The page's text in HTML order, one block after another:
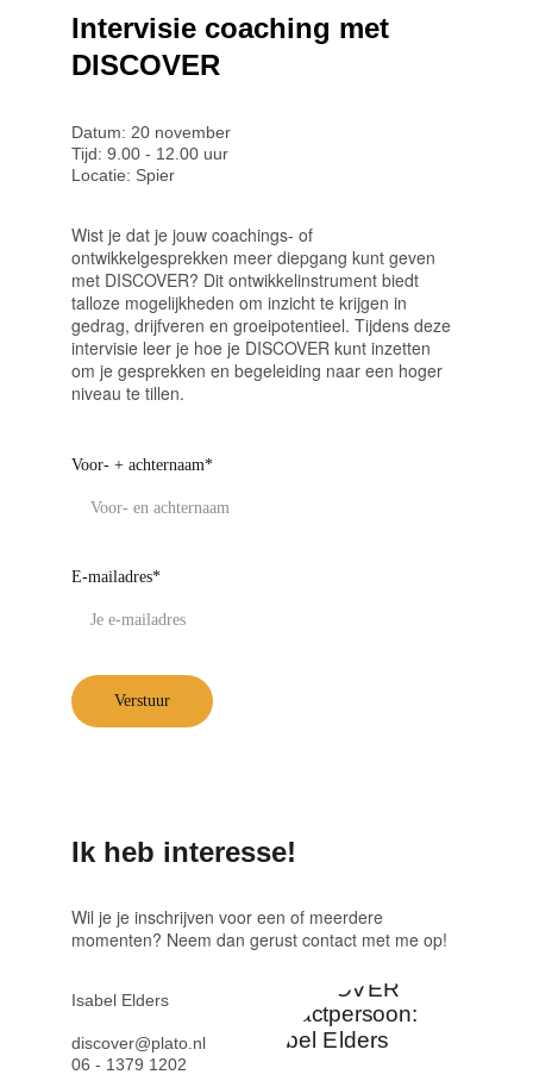
Intervisie coaching met
DISCOVER
Datum: 20 november
Tijd: 9.00 - 12.00 uur
Locatie: Spier
Wist je dat je jouw coachings- of
ontwikkelgesprekken meer diepgang kunt geven
met DISCOVER? Dit ontwikkelinstrument biedt
talloze mogelijkheden om inzicht te krijgen in
gedrag, drijfveren en groeipotentieel. Tijdens deze
intervisie leer je hoe je DISCOVER kunt inzetten
om je gesprekken en begeleiding naar een hoger
niveau te tillen.
Voor- + achternaam*
E-mailadres*
Verstuur
Wil je je inschrijven voor een of meerdere
momenten? Neem dan gerust contact met me op!
Isabel Elders
discover@plato.nl
06 - 1379 1202
Ik heb interesse!